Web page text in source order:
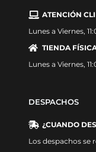
ATENCIÓN
Lunes a Viernes,
TIENDA
Lunes a Viernes,
DESPACHOS
¿CUANDO
Los despachos se